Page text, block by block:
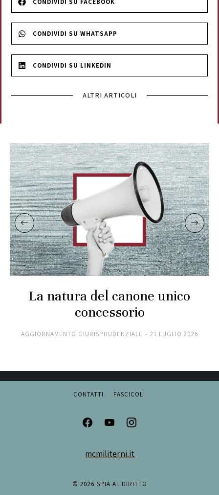
CONDIVIDI SU WHATSAPP
CONDIVIDI SU LINKEDIN
ALTRI ARTICOLI
La natura del canone unico
concessorio
AGGIORNAMENTO GIURISPRUDENZIALE 21 LUGLIO 2026
CONTATTI FASCICOLI
mcmiliterni.it
© 2026 SPIA AL DIRITTO